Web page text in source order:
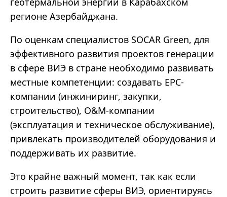
регионе Азербайджана.
По оценкам специалистов SOCAR Green, для
эффективного развития проектов генерации
в сфере ВИЭ в стране необходимо развивать
местные компетенции: создавать EPC-
компании (инжиниринг, закупки,
строительство), O&M-компании
(эксплуатация и техническое обслуживание),
привлекать производителей оборудования и
поддерживать их развитие.
Это крайне важный момент, так как если
строить развитие сферы ВИЭ, ориентируясь